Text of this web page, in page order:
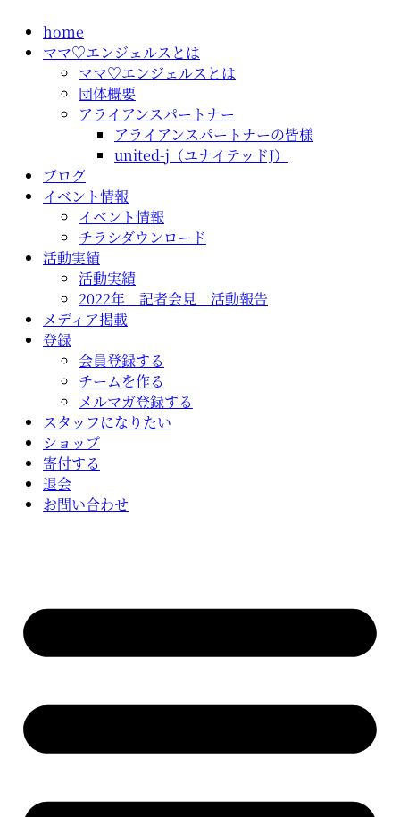
home
ママ♡エンジェルスとは
ママ♡エンジェルスとは
団体概要
アライアンスパートナー
アライアンスパートナーの皆様
united-j（ユナイテッドJ）
ブログ
イベント情報
イベント情報
チラシダウンロード
活動実績
活動実績
2022年 記者会見 活動報告
メディア掲載
登録
会員登録する
チームを作る
メルマガ登録する
スタッフになりたい
ショップ
寄付する
退会
お問い合わせ